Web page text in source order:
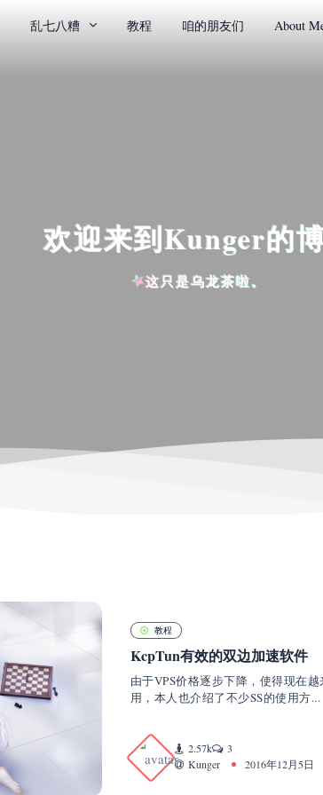
乱七八糟 教程 咱的朋友们 About
欢迎来到Kunger的
这只是乌龙茶啦。
教程
KcpTun有效的双边加速软件
由于VPS价格逐步下降，使得现在
用，本人也介绍了不少SS的使用方...
2.57k
3
Kunger
2016年12月5日